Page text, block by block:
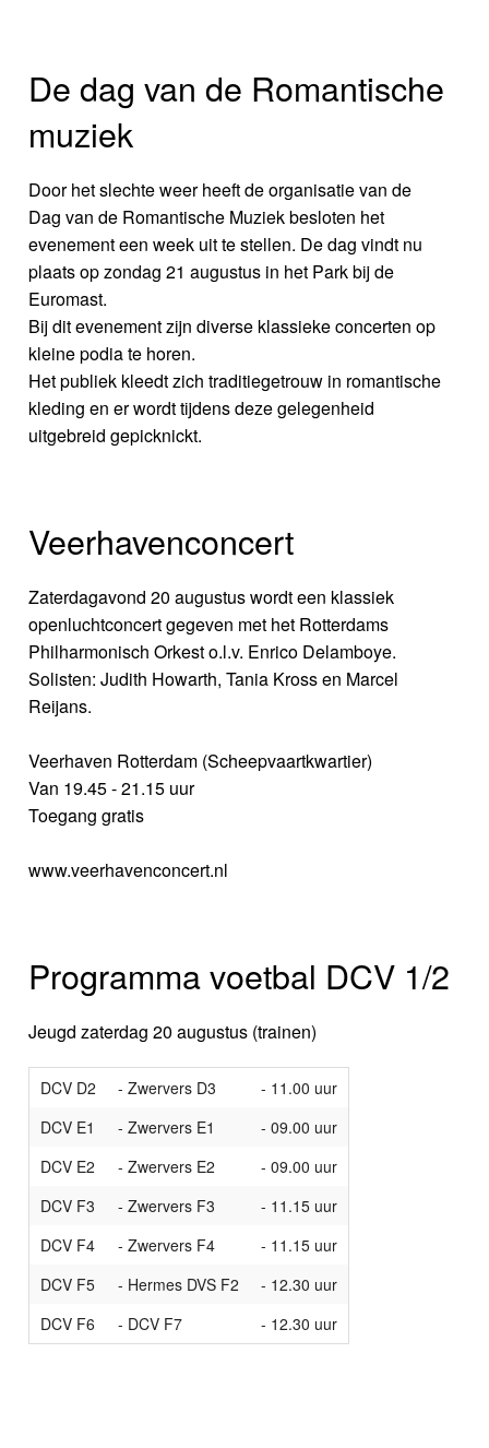
De dag van de Romantische
muziek
Door het slechte weer heeft de organisatie van de
Dag van de Romantische Muziek besloten het
evenement een week uit te stellen. De dag vindt nu
plaats op zondag 21 augustus in het Park bij de
Euromast.
Bij dit evenement zijn diverse klassieke concerten op
kleine podia te horen.
Het publiek kleedt zich traditiegetrouw in romantische
kleding en er wordt tijdens deze gelegenheid
uitgebreid gepicknickt.
Veerhavenconcert
Zaterdagavond 20 augustus wordt een klassiek
openluchtconcert gegeven met het Rotterdams
Philharmonisch Orkest o.l.v. Enrico Delamboye.
Solisten: Judith Howarth, Tania Kross en Marcel
Reijans.
Veerhaven Rotterdam (Scheepvaartkwartier)
Van 19.45 - 21.15 uur
Toegang gratis
www.veerhavenconcert.nl
Programma voetbal DCV 1/2
Jeugd zaterdag 20 augustus (trainen)
DCV D2 - Zwervers D3
- 11.00 uur
DCV E1
- Zwervers E1
- 09.00 uur
DCV E2
- Zwervers E2
- 09.00 uur
DCV F3
- Zwervers F3
- 11.15 uur
DCV F4
- Zwervers F4
- 11.15 uur
DCV F5
- Hermes DVS F2
- 12.30 uur
DCV F6
- DCV F7 - 12.30 uur